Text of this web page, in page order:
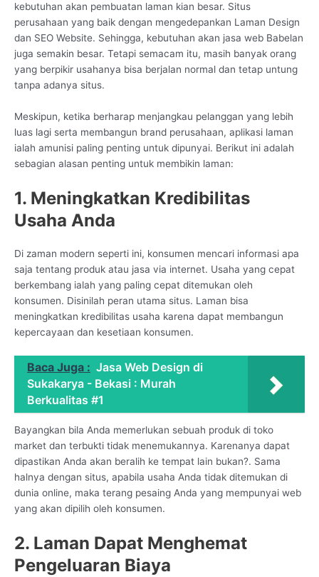
kebutuhan akan pembuatan laman kian besar. Situs
perusahaan yang baik dengan mengedepankan Laman Design
dan SEO Website. Sehingga, kebutuhan akan jasa web Babelan
juga semakin besar. Tetapi semacam itu, masih banyak orang
yang berpikir usahanya bisa berjalan normal dan tetap untung
tanpa adanya situs.
Meskipun, ketika berharap menjangkau pelanggan yang lebih
luas lagi serta membangun brand perusahaan, aplikasi laman
ialah amunisi paling penting untuk dipunyai. Berikut ini adalah
sebagian alasan penting untuk membikin laman:
1. Meningkatkan Kredibilitas
Usaha Anda
Di zaman modern seperti ini, konsumen mencari informasi apa
saja tentang produk atau jasa via internet. Usaha yang cepat
berkembang ialah yang paling cepat ditemukan oleh
konsumen. Disinilah peran utama situs. Laman bisa
meningkatkan kredibilitas usaha karena dapat membangun
kepercayaan dan kesetiaan konsumen.
Baca Juga : Jasa Web Design di
Sukakarya - Bekasi : Murah
Berkualitas #1
Bayangkan bila Anda memerlukan sebuah produk di toko
market dan terbukti tidak menemukannya. Karenanya dapat
dipastikan Anda akan beralih ke tempat lain bukan?. Sama
halnya dengan situs, apabila usaha Anda tidak ditemukan di
dunia online, maka terang pesaing Anda yang mempunyai web
yang akan dipilih oleh konsumen.
2. Laman Dapat Menghemat
Pengeluaran Biaya